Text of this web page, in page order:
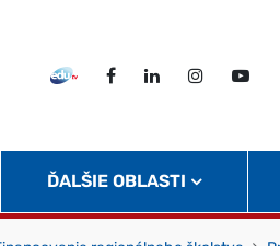
EDU TVFacebookLinkedInInstagram
Twitter
ĎALŠIE OBLASTI